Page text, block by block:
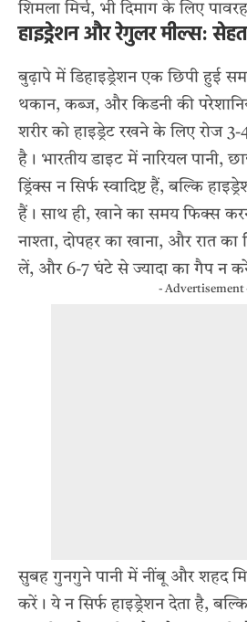
शिमला मिर्च, भी दिमाग के लिए
हाइड्रेशन और रेगुलर मील्स:
बुढ़ापे में डिहाइड्रेशन एक छिपी हुई
थकान, कब्ज, और किडनी की
शरीर को हाइड्रेट रखने के लिए रोज 3-
है। भारतीय डाइट में नारियल पानी,
ड्रिंक्स न सिर्फ स्वादिष्ट हैं, बल्कि
हैं। साथ ही, खाने का समय फिक्स
नाश्ता, दोपहर का खाना, और रात का
लें, और 6-7 घंटे से ज्यादा का गैप न
- Advertisement
सुबह गुनगुने पानी में नींबू और शहद
करें। ये न सिर्फ हाइड्रेशन देता है,